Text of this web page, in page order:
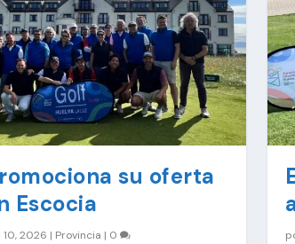
su oferta
Escocia
10, 2026 | Provincia | 0